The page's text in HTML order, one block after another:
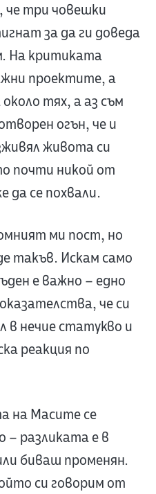
че три човешки
за да ги доведа
На критиката
проектите, а
тях, а аз съм
огън, че и
живота си
почти никой от
да се похвали.
ми пост, но
такъв. Искам само
е важно – едно
че си
в нечие статукво и
реакция по
на Масите се
– разликата е в
биваш променян.
си говорим от